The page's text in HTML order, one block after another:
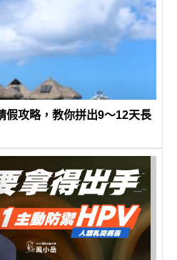
假攻略，教你拼出9～12天長